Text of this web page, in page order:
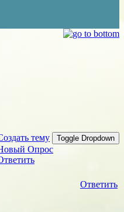
тему Toggle Dropdown
Опрос
Ответить